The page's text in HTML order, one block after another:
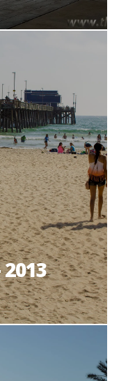
2013